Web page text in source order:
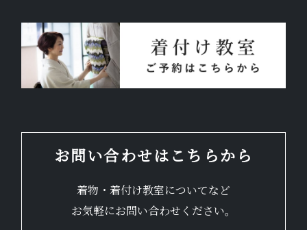
お問い合わせはこちらから
着物・着付け教室についてなど
お気軽にお問い合わせください。